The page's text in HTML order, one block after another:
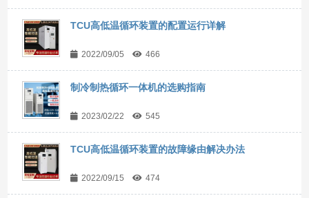
TCU高低温循环装置的配置运行详解
2022/09/05 466
制冷制热循环一体机的选购指南
2023/02/22 545
TCU高低温循环装置的故障缘由解决办法
2022/09/15 474